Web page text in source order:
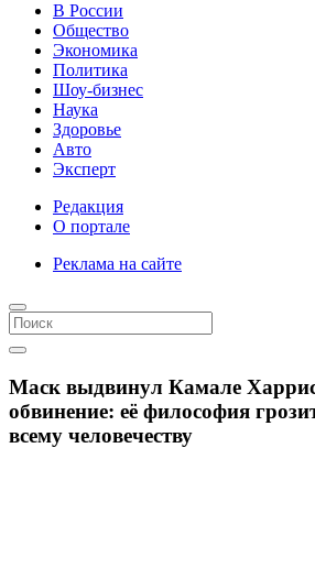
В России
Общество
Экономика
Политика
Шоу-бизнес
Наука
Здоровье
Авто
Эксперт
Редакция
О портале
Реклама на сайте
Маск выдвинул Камале
обвинение: её философия
всему человечеству